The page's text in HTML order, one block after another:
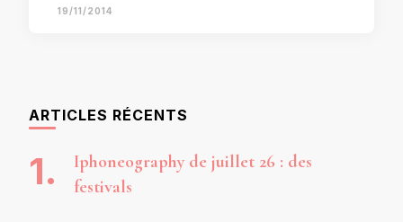
19/11/2014
ARTICLES RÉCENTS
Iphoneography de juillet 26 : des
festivals